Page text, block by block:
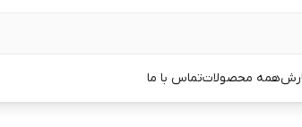
همه محصولاتتماس با ما